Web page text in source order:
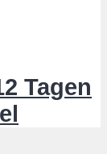
Tagen